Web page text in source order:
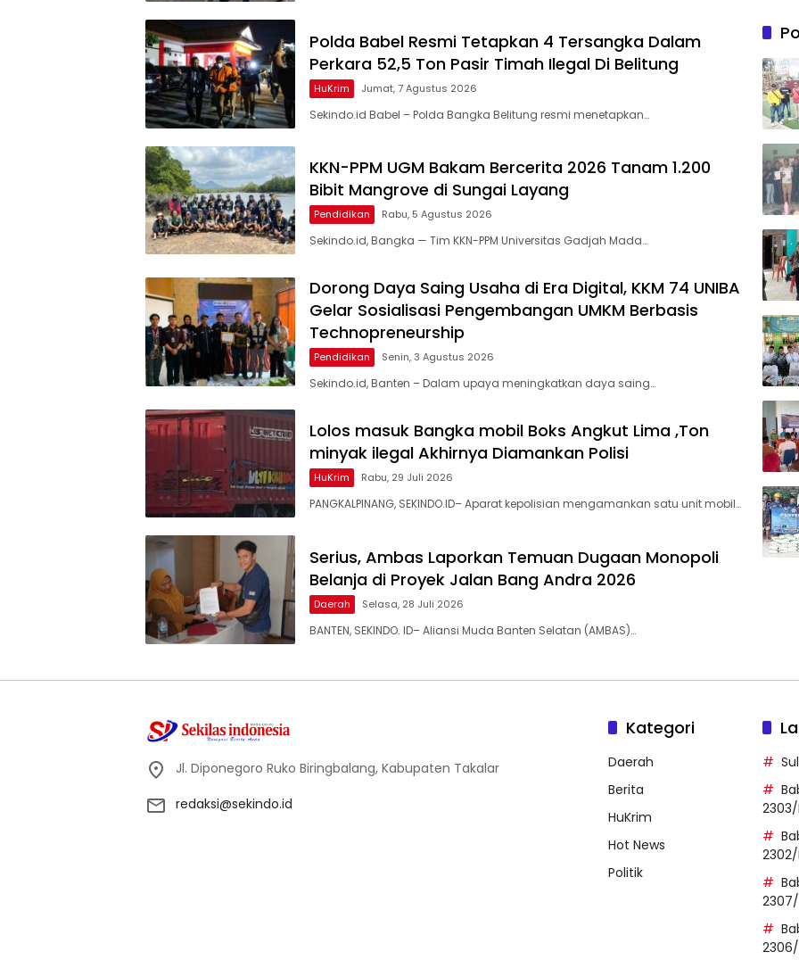
Polda Babel Resmi Tetapkan 4 Tersangka Dalam
Perkara 52,5 Ton Pasir Timah Ilegal Di Belitung
HuKrim Jumat, 7 Agustus 2026
Sekindo.id Babel – Polda Bangka Belitung resmi menetapkan…
KKN-PPM UGM Bakam Bercerita 2026 Tanam 1.200
Bibit Mangrove di Sungai Layang
Pendidikan Rabu, 5 Agustus 2026
Sekindo.id, Bangka — Tim KKN-PPM Universitas Gadjah Mada…
Dorong Daya Saing Usaha di Era Digital, KKM 74 UNIBA
Gelar Sosialisasi Pengembangan UMKM Berbasis
Technopreneurship
Pendidikan Senin, 3 Agustus 2026
Sekindo.id, Banten – Dalam upaya meningkatkan daya saing…
Lolos masuk Bangka mobil Boks Angkut Lima ,Ton
minyak ilegal Akhirnya Diamankan Polisi
HuKrim Rabu, 29 Juli 2026
PANGKALPINANG, SEKINDO.ID– Aparat kepolisian mengamankan satu unit mobil…
Serius, Ambas Laporkan ‎Temuan Dugaan Monopoli
Belanja di Proyek Jalan Bang Andra 2026
Daerah Selasa, 28 Juli 2026
BANTEN, SEKINDO. ID– Aliansi Muda Banten Selatan (AMBAS)…
Krisis
Jl. Diponegoro Ruko Biringbalang, Kabupaten Takalar
redaksi@sekindo.id
Kategori
Daerah
Berita
HuKrim
Hot News
Politik